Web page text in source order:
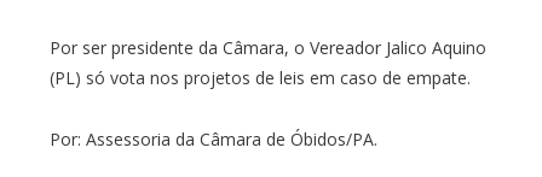
Por ser presidente da Câmara, o Vereador Jalico Aquino
(PL) só vota nos projetos de leis em caso de empate.
Por: Assessoria da Câmara de Óbidos/PA.